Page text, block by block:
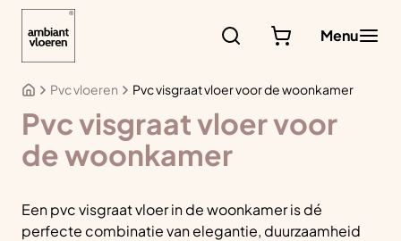
Menu
Pvc vloeren Pvc visgraat vloer voor de woonkamer
Pvc visgraat vloer voor
de woonkamer
Een pvc visgraat vloer in de woonkamer is dé
perfecte combinatie van elegantie, duurzaamheid